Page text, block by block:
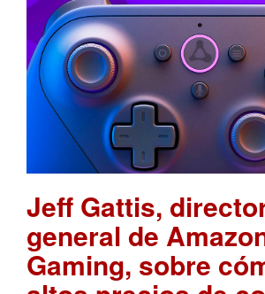
Jeff Gattis,
general de
Gaming, sobre